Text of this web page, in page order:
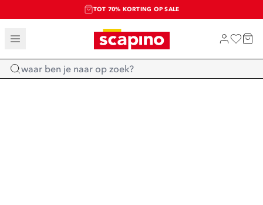
TOT 70% KORTING OP SALE
SALE: LAATSTE KANS!
SHOP NIEUW
Home